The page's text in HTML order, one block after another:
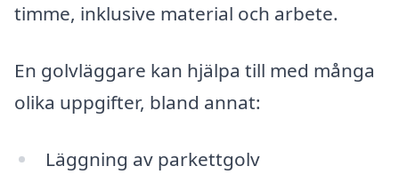
timme, inklusive material och arbete.
En golvläggare kan hjälpa till med många
olika uppgifter, bland annat:
Läggning av parkettgolv